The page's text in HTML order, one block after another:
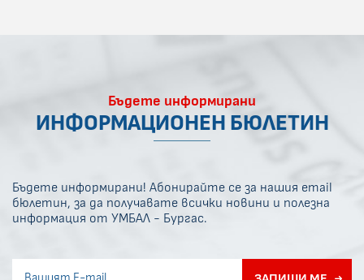
Бъдете информирани
ИНФОРМАЦИОНЕН БЮЛЕТИН
Бъдете информирани! Абонирайте се за нашия email
бюлетин, за да получавате всички новини и полезна
информация от УМБАЛ - Бургас.